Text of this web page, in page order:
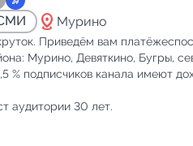
Горящие
distance Мурино
Приведём вам
Мурино, Девяткино, Бугры,
% подписчиков канала имеют
аудитории 30 лет.